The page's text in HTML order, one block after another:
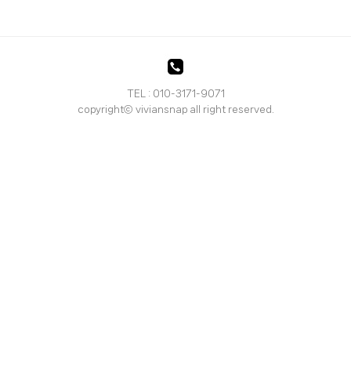
TEL : 010-3171-9071
copyrightⓒ viviansnap all right reserved.